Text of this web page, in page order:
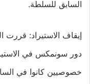
السابق للسلطة.
دور سونمكس في
خصوصيين كانوا في